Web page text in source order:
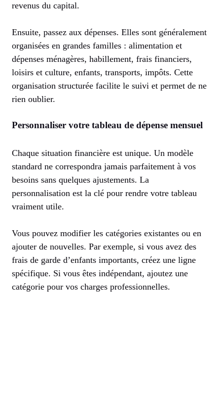
revenus du capital.
Ensuite, passez aux dépenses. Elles sont généralement
organisées en grandes familles : alimentation et
dépenses ménagères, habillement, frais financiers,
loisirs et culture, enfants, transports, impôts. Cette
organisation structurée facilite le suivi et permet de ne
rien oublier.
Personnaliser votre tableau de dépense mensuel
Chaque situation financière est unique. Un modèle
standard ne correspondra jamais parfaitement à vos
besoins sans quelques ajustements. La
personnalisation est la clé pour rendre votre tableau
vraiment utile.
Vous pouvez modifier les catégories existantes ou en
ajouter de nouvelles. Par exemple, si vous avez des
frais de garde d’enfants importants, créez une ligne
spécifique. Si vous êtes indépendant, ajoutez une
catégorie pour vos charges professionnelles.